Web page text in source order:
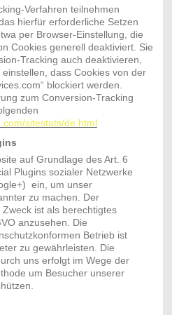
Verfahren teilnehmen
hierfür erforderliche Setzen
per Browser-Einstellung, die
Cookies generell deaktiviert. Sie
Tracking auch deaktivieren,
dass Cookies von der
blockiert werden.
zum Conversion-Tracking
sitestats/de.html
auf Grundlage des Art. 6
Plugins sozialer Netzwerke
ein, um unser
zu machen. Der
ist als berechtigtes
anzusehen. Die
Betrieb ist
zu gewährleisten. Die
uns erfolgt im Wege der
um Besucher unserer